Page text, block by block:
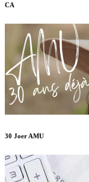
CA
30 Joer AMU